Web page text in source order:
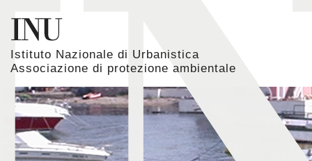
Istituto Nazionale di Urbanistica
Associazione di protezione ambientale